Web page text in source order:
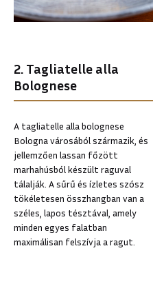
2. Tagliatelle alla
Bolognese
A tagliatelle alla bolognese
Bologna városából származik, és
jellemzően lassan főzött
marhahúsból készült raguval
tálalják. A sűrű és ízletes szósz
tökéletesen összhangban van a
széles, lapos tésztával, amely
minden egyes falatban
maximálisan felszívja a ragut.